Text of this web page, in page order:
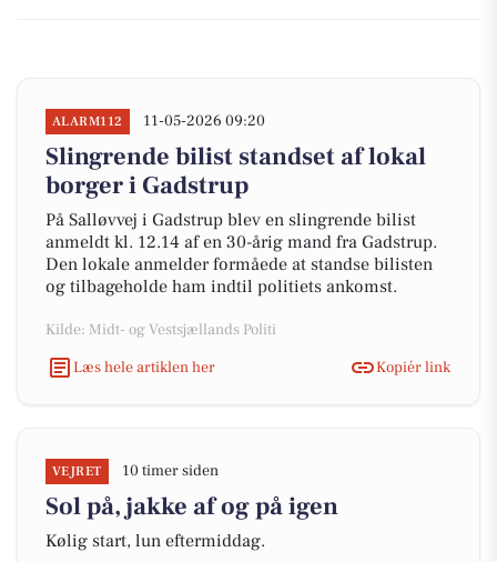
ALARM112 11-05-2026 09:20
Slingrende bilist standset af lokal
borger i Gadstrup
På Salløvvej i Gadstrup blev en slingrende bilist
anmeldt kl. 12.14 af en 30-årig mand fra Gadstrup.
Den lokale anmelder formåede at standse bilisten
og tilbageholde ham indtil politiets ankomst.
Kilde: Midt- og Vestsjællands Politi
Læs hele artiklen her
Kopiér link
VEJRET 10 timer siden
Sol på, jakke af og på igen
Kølig start, lun eftermiddag.